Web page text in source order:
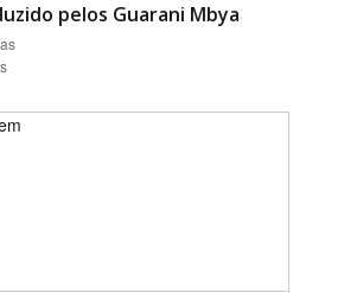
pelos Guarani Mbya